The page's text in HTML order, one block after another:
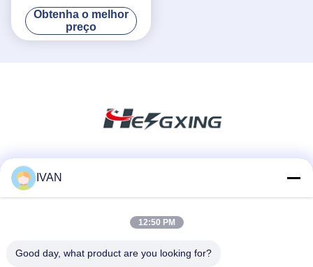
~ temperatura de trabalho
de +80℃
Obtenha o melhor
preço
IVAN
12:50 PM
Good day, what product are you looking for?